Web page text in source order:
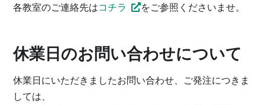
各教室のご連絡先はコチラ をご参照くださいませ。
休業日のお問い合わせについて
休業日にいただきましたお問い合わせ、ご発注につきま
しては、